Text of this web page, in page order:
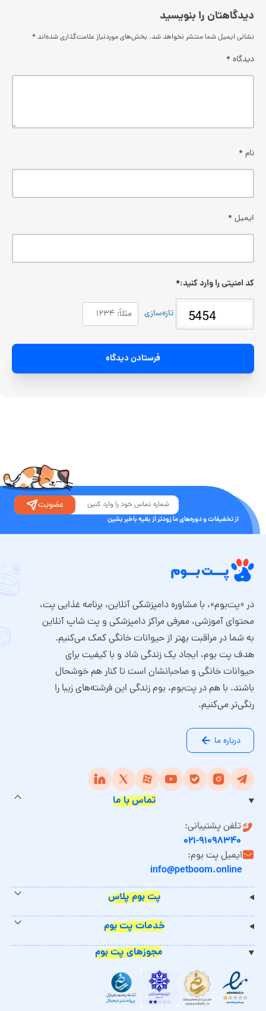
دیدگاهتان را بنویسید
نشانی ایمیل شما منتشر نخواهد شد. بخش‌های موردنیاز علامت‌گذاری شده‌اند*
دیدگاه*
نام*
ایمیل*
کد امنیتی را وارد کنید:*
تازه‌سازی
فرستادن دیدگاه
از تخفیفات و دوره‌های ما زودتر از بقیه باخبر بشین
عضویت
در «پت‌بوم»، با مشاوره دامپزشکی آنلاین، برنامه غذایی پت،
محتوای آموزشی، معرفی مراکز دامپزشکی و پت شاپ آنلاین
به شما در مراقبت بهتر از حیوانات خانگی کمک می‌کنیم.
هدف پت بوم، ایجاد یک زندگی شاد و با کیفیت برای
حیوانات خانگی و صاحبانشان است تا کنار هم خوشحال
باشند. با هم در پت‌بوم، بوم زندگی این فرشته‌های زیبا را
رنگی‌تر می‌کنیم.
درباره ما
تماس با ما
تلفن پشتیبانی:
۰۲۱-۹۱۰۹۸۳۴۰
ایمیل پت بوم:
info@petboom.online
پت بوم پلاس
خدمات پت بوم
مجوزهای پت بوم